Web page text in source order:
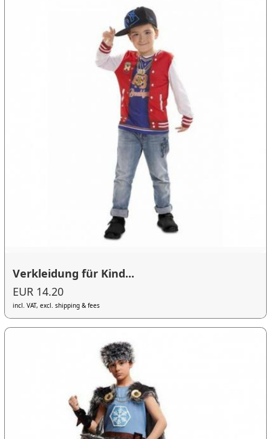
Verkleidung für Kind...
EUR 14.20
incl. VAT, excl. shipping & fees